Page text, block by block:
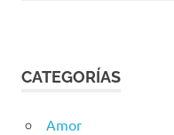
CATEGORÍAS
Amor